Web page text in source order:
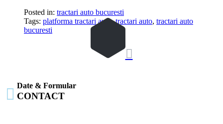
Posted in: tractari auto bucuresti
Tags: platforma tractari auto,tractari auto, tractari auto
bucuresti

 Date & Formular
CONTACT